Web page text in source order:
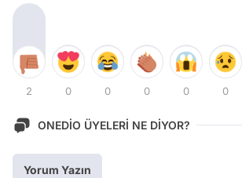
2 0 0 0 0 0
ONEDİO ÜYELERİ NE DİYOR?
Yorum Yazın